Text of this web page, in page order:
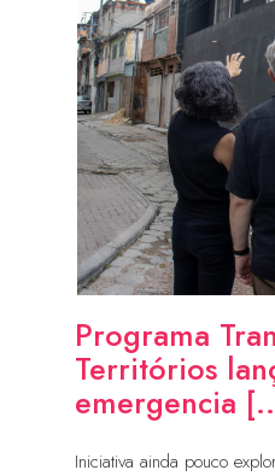
Programa
Territórios
emergencia
Iniciativa ainda pouco